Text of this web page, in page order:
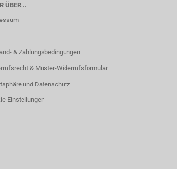
ÜBER...
& Zahlungsbedingungen
& Muster-Widerrufsformular
und Datenschutz
Einstellungen